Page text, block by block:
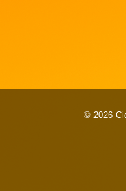
© 2026